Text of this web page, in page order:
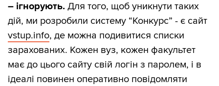
– ігнорують. Для того, щоб уникнути таких
дій, ми розробили систему “Конкурс” - є сайт
vstup.info, де можна подивитися списки
зарахованих. Кожен вуз, кожен факультет
має до цього сайту свій логін з паролем, і в
ідеалі повинен оперативно повідомляти